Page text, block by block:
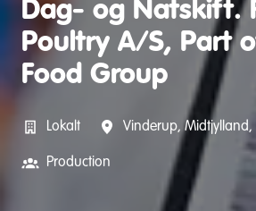
Dag- og Natskift.
Poultry A/S, Part
Food Group
Lokalt Vinderup, Midtjylland,
Production